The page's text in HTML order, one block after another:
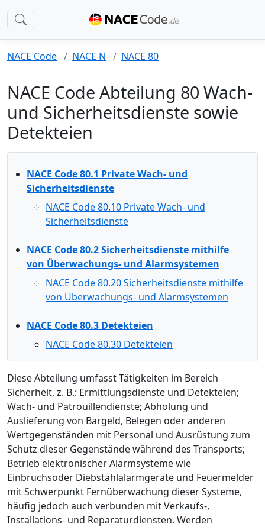
NACE Code NACE N NACE 80
NACE Code Abteilung 80 Wach-
und Sicherheitsdienste sowie
Detekteien
NACE Code 80.1 Private Wach- und
Sicherheitsdienste
NACE Code 80.10 Private Wach- und
Sicherheitsdienste
NACE Code 80.2 Sicherheitsdienste mithilfe
von Überwachungs- und Alarmsystemen
NACE Code 80.20 Sicherheitsdienste mithilfe
von Überwachungs- und Alarmsystemen
NACE Code 80.3 Detekteien
NACE Code 80.30 Detekteien
Diese Abteilung umfasst Tätigkeiten im Bereich
Sicherheit, z. B.: Ermittlungsdienste und Detekteien;
Wach- und Patrouillendienste; Abholung und
Auslieferung von Bargeld, Belegen oder anderen
Wertgegenständen mit Personal und Ausrüstung zum
Schutz dieser Gegenstände während des Transports;
Betrieb elektronischer Alarmsysteme wie
Einbruchsoder Diebstahlalarmgeräte und Feuermelder
mit Schwerpunkt Fernüberwachung dieser Systeme,
häufig jedoch auch verbunden mit Verkaufs-,
Installations- und Reparaturdiensten. Werden